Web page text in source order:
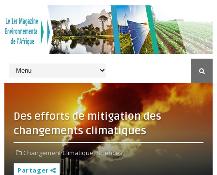
Des efforts de mitigation des
changements climatiques
Changement Climatique,Sciences,
Partager